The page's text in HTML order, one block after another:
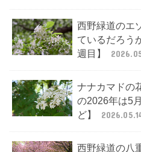
西野緑道のエ
ているだろう
週目】
ナナカマドの
の2026年は5
ど】
西野緑道の八